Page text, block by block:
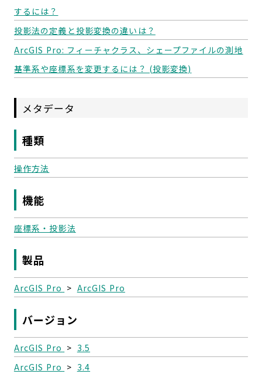
するには？
投影法の定義と投影変換の違いは？
ArcGIS Pro: フィーチャクラス、シェープファイルの測地
基準系や座標系を変更するには？ (投影変換)
メタデータ
種類
操作方法
機能
座標系・投影法
製品
ArcGIS Pro > ArcGIS Pro
バージョン
ArcGIS Pro > 3.5
ArcGIS Pro > 3.4